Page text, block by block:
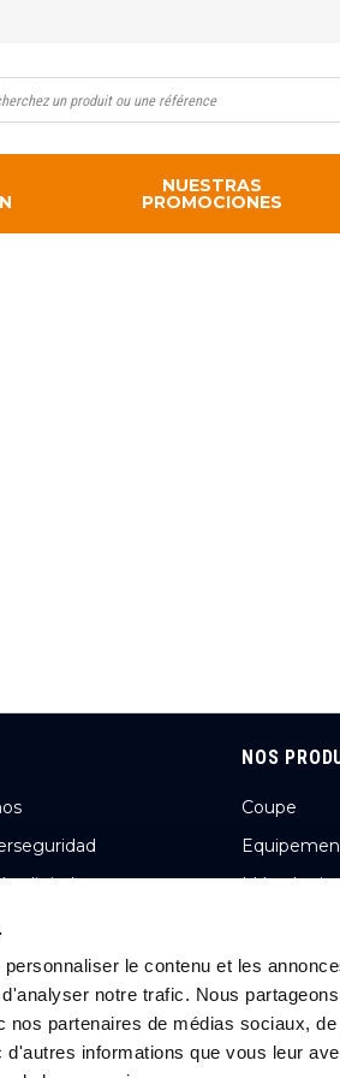
le contenu et les
notre trafic. Nous
nos partenaires de médias sociaux,
informations que vous leur
NUESTRAS
PROMOCIONES
digital
NOS
Coupe
Métrologie
Outillage à